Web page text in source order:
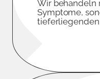
Wir behandeln
Symptome,
tieferliegenden